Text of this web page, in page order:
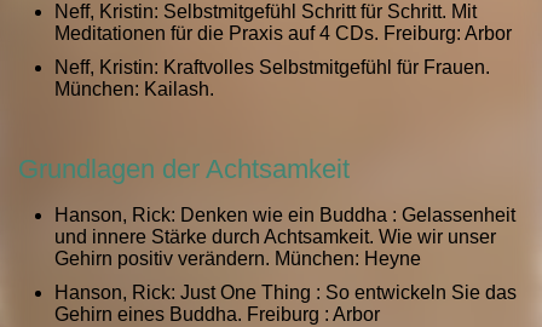
Neff, Kristin: Selbstmitgefühl Schritt für Schritt. Mit
Meditationen für die Praxis auf 4 CDs. Freiburg: Arbor
Neff, Kristin: Kraftvolles Selbstmitgefühl für Frauen.
München: Kailash.
Grundlagen der Achtsamkeit
Hanson, Rick: Denken wie ein Buddha : Gelassenheit
und innere Stärke durch Achtsamkeit. Wie wir unser
Gehirn positiv verändern. München: Heyne
Hanson, Rick: Just One Thing : So entwickeln Sie das
Gehirn eines Buddha. Freiburg : Arbor